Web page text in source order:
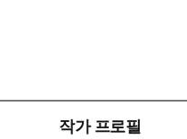
작가 프로필